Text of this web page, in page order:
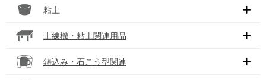
粘土
土練機・粘土関連用品
鋳込み・石こう型関連